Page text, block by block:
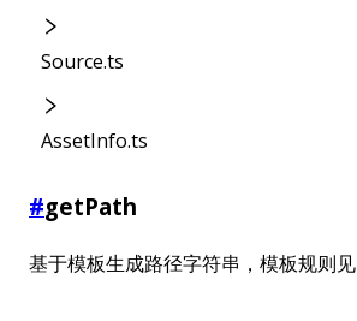
Source.ts
AssetInfo.ts
#getPath
基于模板生成路径字符串，模板规则见